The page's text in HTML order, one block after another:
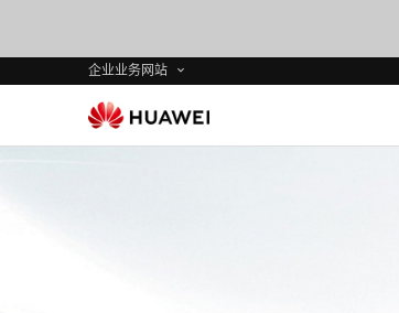
企业业务网站